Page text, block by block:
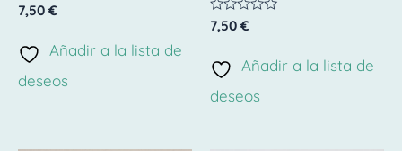
Valorado
con
de
5
7,50 €
Añadir a la lista de
deseos
Valorado
con
de
5
7,50 €
Añadir a la lista de
deseos